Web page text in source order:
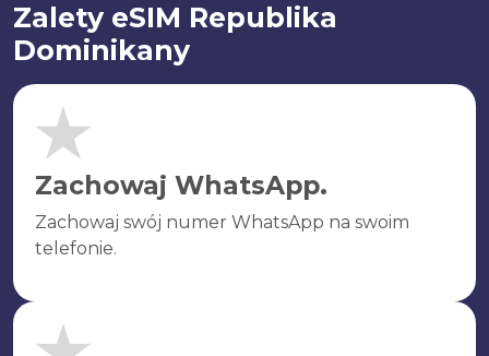
Zalety eSIM Republika
Dominikany
Zachowaj WhatsApp.
Zachowaj swój numer WhatsApp na swoim
telefonie.